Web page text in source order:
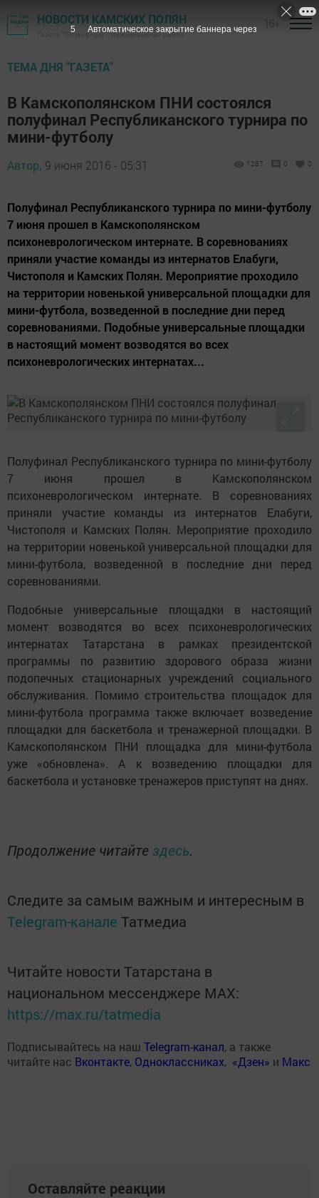
НОВОСТИ КАМСКИХ ПОЛЯН
Газета "Посинформ" - Нижнекамский район
ТЕМА ДНЯ "ГАЗЕТА"
В Камскополянском ПНИ состоялся
полуфинал Республиканского турнира по
мини-футболу
Автор, 9 июня 2016 - 05:31 1287 0 0
Полуфинал Республиканского турнира по мини-футболу
7 июня прошел в Камскополянском
психоневрологическом интернате. В соревнованиях
приняли участие команды из интернатов Елабуги,
Чистополя и Камских Полян. Мероприятие проходило
на территории новенькой универсальной площадки для
мини-футбола, возведенной в последние дни перед
соревнованиями. Подобные универсальные площадки
в настоящий момент возводятся во всех
психоневрологических интернатах...
Полуфинал Республиканского турнира по мини-футболу
7 июня прошел в Камскополянском
психоневрологическом интернате. В соревнованиях
приняли участие команды из интернатов Елабуги,
Чистополя и Камских Полян. Мероприятие проходило
на территории новенькой универсальной площадки для
мини-футбола, возведенной в последние дни перед
соревнованиями.
Подобные универсальные площадки в настоящий
момент возводятся во всех психоневрологических
интернатах Татарстана в рамках президентской
программы по развитию здорового образа жизни
подопечных стационарных учреждений социального
обслуживания. Помимо строительства площадок для
мини-футбола программа также включает возведение
площадки для баскетбола и тренажерной площадки. В
Камскополянском ПНИ площадка для мини-футбола
уже «обновлена». А к возведению площадки для
баскетбола и установке тренажеров приступят на днях.
Продолжение читайте здесь.
Следите за самым важным и интересным в
Telegram-канале Татмедиа
Читайте новости Татарстана в
национальном мессенджере MАХ:
https://max.ru/tatmedia
Подписывайтесь на наш Telegram-канал, а также
читайте нас Вконтакте, Одноклассниках, «Дзен» и Макс
Оставляйте реакции
4 Автоматическое закрытие баннера через